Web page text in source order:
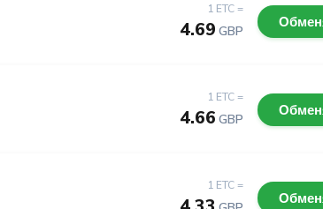
1 ETC =
4.69 GBP
1 ETC =
4.66 GBP
1 ETC =